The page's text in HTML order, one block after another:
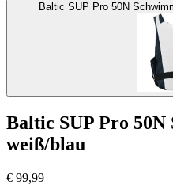
Baltic SUP Pro 50N
weiß/blau
€ 99,99